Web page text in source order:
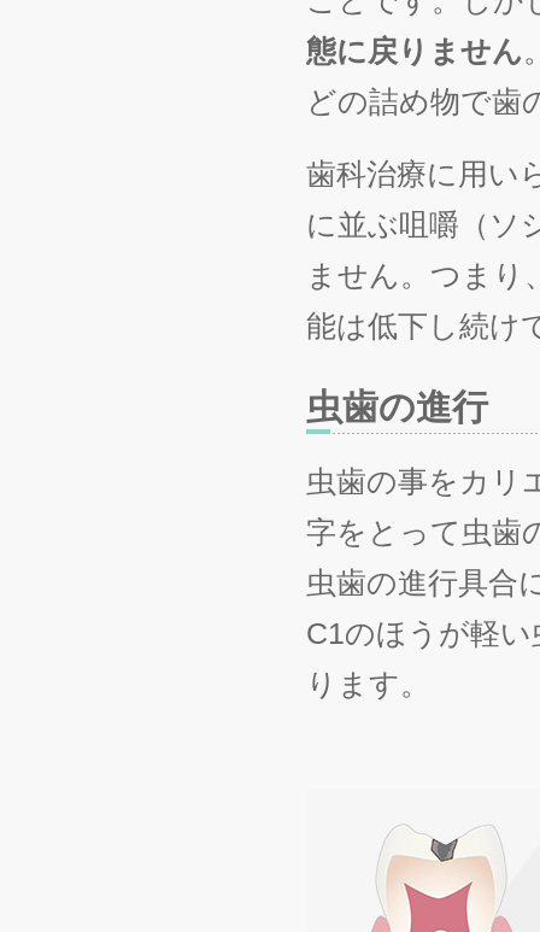
態に戻りません
どの詰め物で歯
歯科治療に用い
に並ぶ咀嚼（ソ
ません。つまり
能は低下し続け
虫歯の進行
虫歯の事をカリ
字をとって虫歯
虫歯の進行具合
C1のほうが軽
ります。